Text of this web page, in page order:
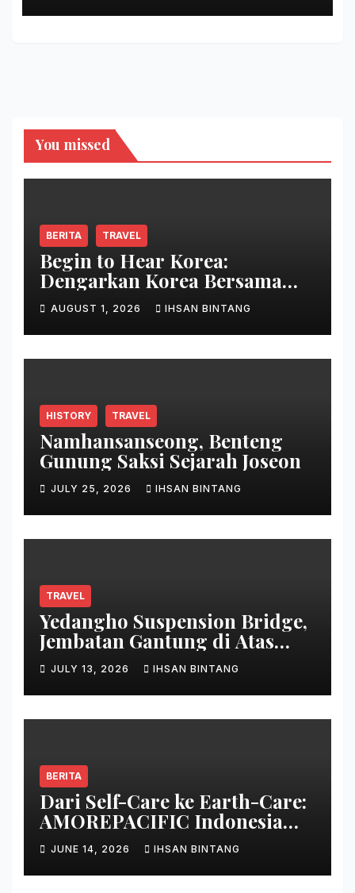
You missed
BERITA TRAVEL
Begin to Hear Korea:
Dengarkan Korea Bersama
Park Bo Gum
AUGUST 1, 2026 IHSAN BINTANG
HISTORY TRAVEL
Namhansanseong, Benteng
Gunung Saksi Sejarah Joseon
JULY 25, 2026 IHSAN BINTANG
TRAVEL
Yedangho Suspension Bridge,
Jembatan Gantung di Atas
Danau
JULY 13, 2026 IHSAN BINTANG
BERITA
Dari Self-Care ke Earth-Care:
AMOREPACIFIC Indonesia
Ciptakan Gerakan
Keberlanjutan Baru di Bali
JUNE 14, 2026 IHSAN BINTANG